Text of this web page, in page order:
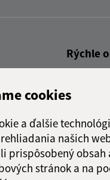
cookies
a ďalšie
našich
prispôsobený obsah
stránok a na
Rýchle
Naša obec